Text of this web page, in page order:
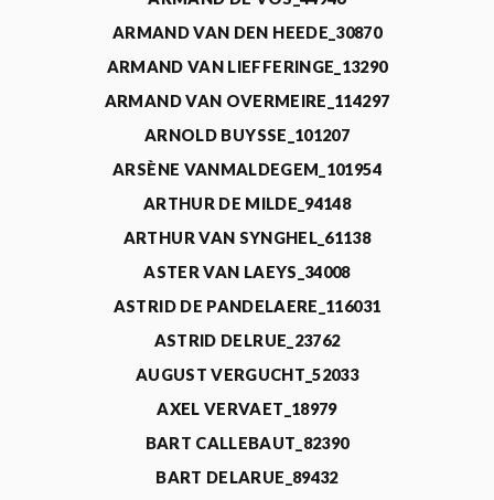
ARMAND VAN DEN HEEDE_30870
ARMAND VAN LIEFFERINGE_13290
ARMAND VAN OVERMEIRE_114297
ARNOLD BUYSSE_101207
ARSÈNE VANMALDEGEM_101954
ARTHUR DE MILDE_94148
ARTHUR VAN SYNGHEL_61138
ASTER VAN LAEYS_34008
ASTRID DE PANDELAERE_116031
ASTRID DELRUE_23762
AUGUST VERGUCHT_52033
AXEL VERVAET_18979
BART CALLEBAUT_82390
BART DELARUE_89432